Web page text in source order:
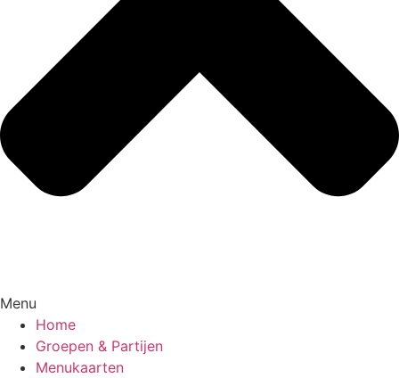
Menu
Home
Groepen & Partijen
Menukaarten